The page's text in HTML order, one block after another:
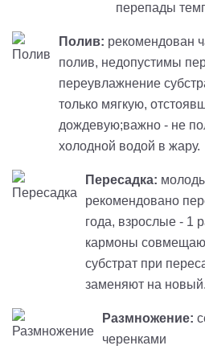
перепады
Полив: рекомендован
полив, недопустимы
переувлажнение
только мягкую,
дождевую;важно - не
холодной водой в жару.
Пересадка:
рекомендовано
года, взрослые - 1
кармоны
субстрат при
заменяют на новый.
Размножение:
черенками